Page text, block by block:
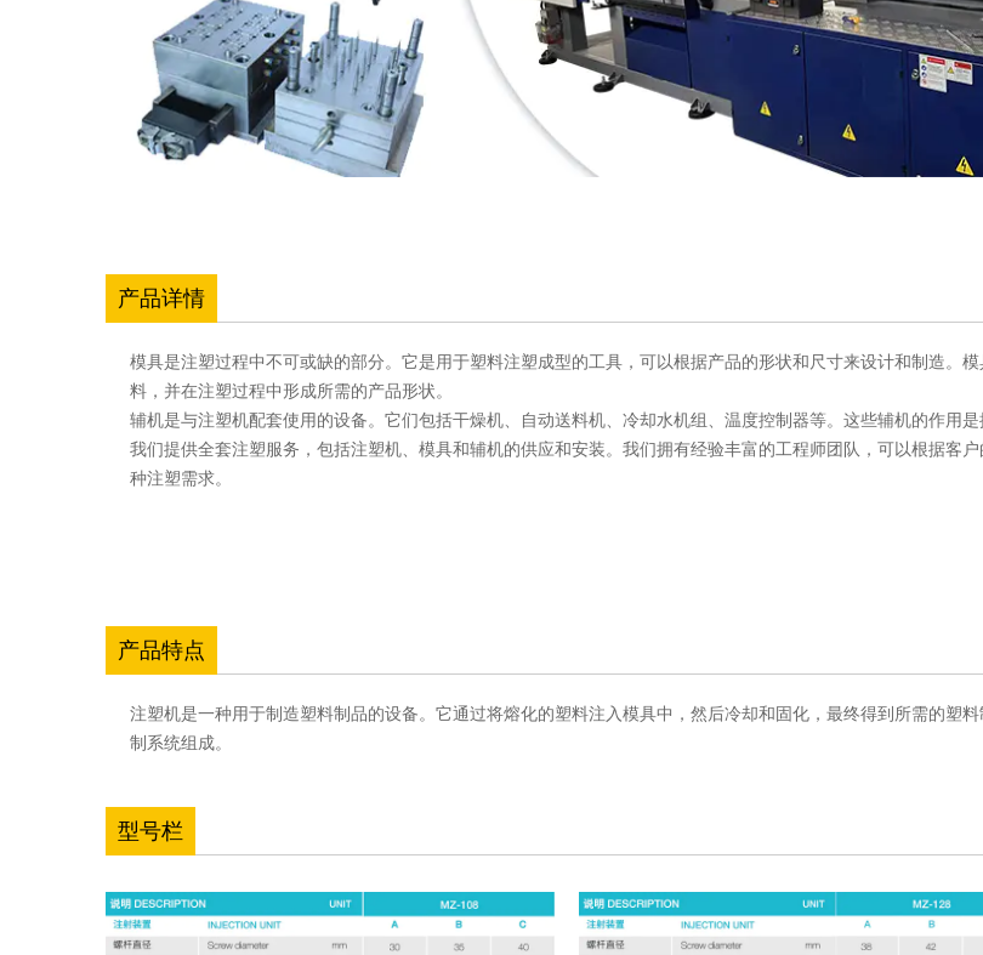
产品详情
模具是注塑过程中不可或缺的部分。它是用于塑料注塑成型的工具，可以根据产品的形状和尺寸来设计和制造。
料，并在注塑过程中形成所需的产品形状。
辅机是与注塑机配套使用的设备。它们包括干燥机、自动送料机、冷却水机组、温度控制器等。这些辅机的作用
我们提供全套注塑服务，包括注塑机、模具和辅机的供应和安装。我们拥有经验丰富的工程师团队，可以根据客
种注塑需求。
产品特点
注塑机是一种用于制造塑料制品的设备。它通过将熔化的塑料注入模具中，然后冷却和固化，最终得到所需的塑
制系统组成。
型号栏